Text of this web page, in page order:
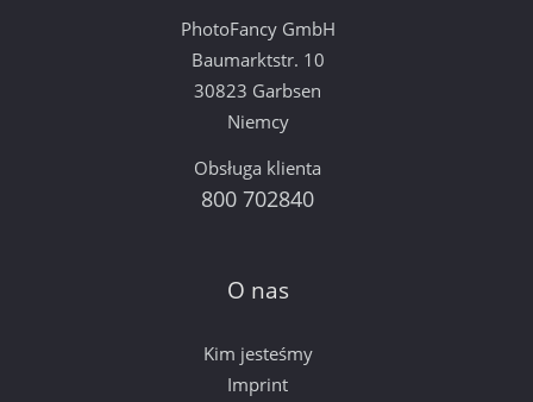
PhotoFancy GmbH
Baumarktstr. 10
30823 Garbsen
Niemcy
Obsługa klienta
800 702840
O nas
Kim jesteśmy
Imprint